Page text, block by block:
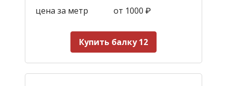
цена за метр
от 1000 ₽
Купить балку 12